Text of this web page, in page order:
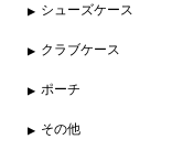
シューズケース
クラブケース
ポーチ
その他